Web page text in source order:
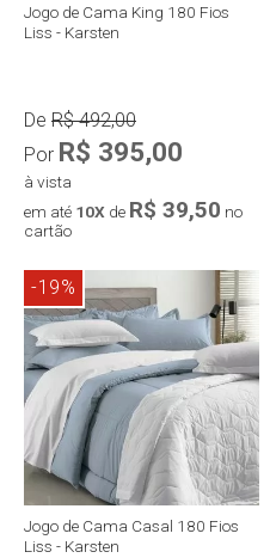
Jogo de Cama King 180 Fios
Liss - Karsten
De R$ 492,00
Por R$ 395,00
à vista
em até 10X de R$ 39,50 no
cartão
Compra rápida
-19%
Jogo de Cama Casal 180 Fios
Liss - Karsten